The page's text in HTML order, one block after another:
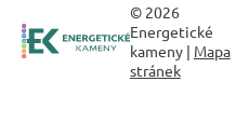
© 2026
Energetické
kameny | Mapa
stránek